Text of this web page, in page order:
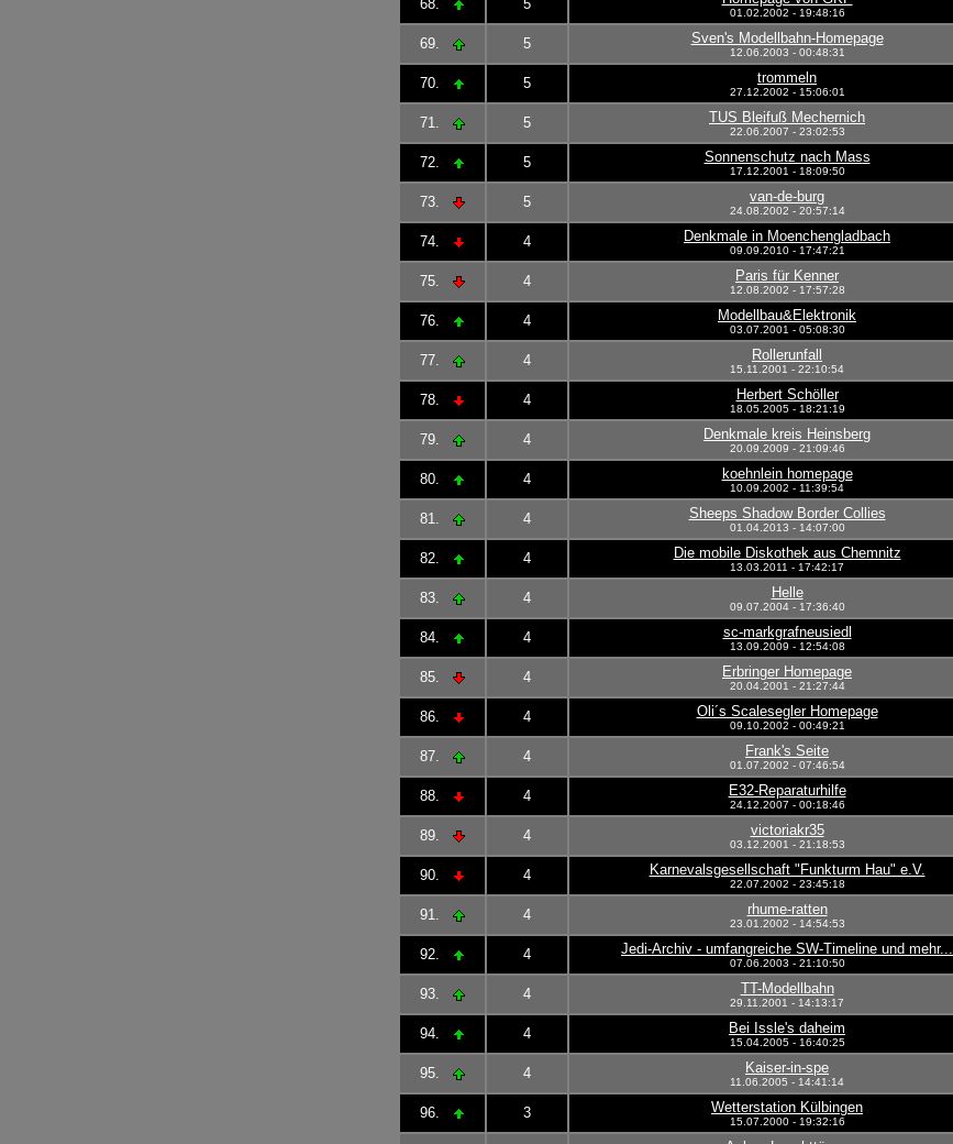
68. 5
01.02.2002 - 19:48:16
69. 5 Sven's Modellbahn-Homepage
12.06.2003 - 00:48:31
70. 5 trommeln
27.12.2002 - 15:06:01
71. 5 TUS Bleifuß Mechernich
22.06.2007 - 23:02:53
72. 5 Sonnenschutz nach Mass
17.12.2001 - 18:09:50
73. 5 van-de-burg
24.08.2002 - 20:57:14
74. 4 Denkmale in Moenchengladbach
09.09.2010 - 17:47:21
75. 4 Paris für Kenner
12.08.2002 - 17:57:28
76. 4 Modellbau&Elektronik
03.07.2001 - 05:08:30
77. 4 Rollerunfall
15.11.2001 - 22:10:54
78. 4 Herbert Schöller
18.05.2005 - 18:21:19
79. 4 Denkmale kreis Heinsberg
20.09.2009 - 21:09:46
80. 4 koehnlein homepage
10.09.2002 - 11:39:54
81. 4 Sheeps Shadow Border Collies
01.04.2013 - 14:07:00
82. 4 Die mobile Diskothek aus Chemnitz
13.03.2011 - 17:42:17
83. 4 Helle
09.07.2004 - 17:36:40
84. 4 sc-markgrafneusiedl
13.09.2009 - 12:54:08
85. 4 Erbringer Homepage
20.04.2001 - 21:27:44
86. 4 Oli´s Scalesegler Homepage
09.10.2002 - 00:49:21
87. 4 Frank's Seite
01.07.2002 - 07:46:54
88. 4 E32-Reparaturhilfe
24.12.2007 - 00:18:46
89. 4 victoriakr35
03.12.2001 - 21:18:53
90. 4 Karnevalsgesellschaft "Funkturm Hau" e.V.
22.07.2002 - 23:45:18
91. 4 rhume-ratten
23.01.2002 - 14:54:53
92. 4 Jedi-Archiv - umfangreiche SW-Timeline und mehr...
07.06.2003 - 21:10:50
93. 4 TT-Modellbahn
29.11.2001 - 14:13:17
94. 4 Bei Issle's daheim
15.04.2005 - 16:40:25
95. 4 Kaiser-in-spe
11.06.2005 - 14:41:14
96. 3 Wetterstation Külbingen
15.07.2000 - 19:32:16